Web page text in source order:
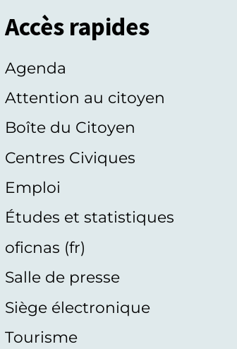
Accès rapides
Agenda
Attention au citoyen
Boîte du Citoyen
Centres Civiques
Emploi
Études et statistiques
oficnas (fr)
Salle de presse
Siège électronique
Tourisme